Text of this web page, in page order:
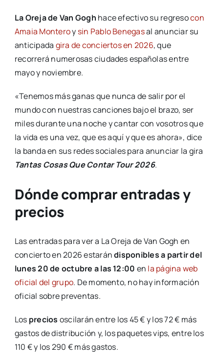
La Oreja de Van Gogh hace efectivo su regresocon
Amaia Monteroy sin Pablo Benegasal anunciar su
anticipada gira de conciertos en 2026, que
recorrerá numerosas ciudades españolas entre
mayo y noviembre.
«Tenemos más ganas que nunca de salir por el
mundo con nuestras canciones bajo el brazo, ser
miles durante una noche y cantar con vosotros que
la vida es una vez, que es aquí y que es ahora», dice
la banda en sus redes sociales para anunciar la gira
Tantas Cosas Que Contar Tour 2026.
Dónde comprar entradas y
precios
Las entradas para ver a La Oreja de Van Gogh en
concierto en 2026 estarándisponibles a partir del
lunes 20 de octubre a las 12:00 en la página web
oficial del grupo. De momento, no hay información
oficial sobre preventas.
Los precios oscilarán entre los 45 € y los 72 € más
gastos de distribución y, los paquetes vips, entre los
110 € y los 290 € más gastos.